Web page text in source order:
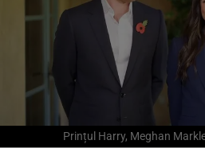
Prințul Harry, Meghan